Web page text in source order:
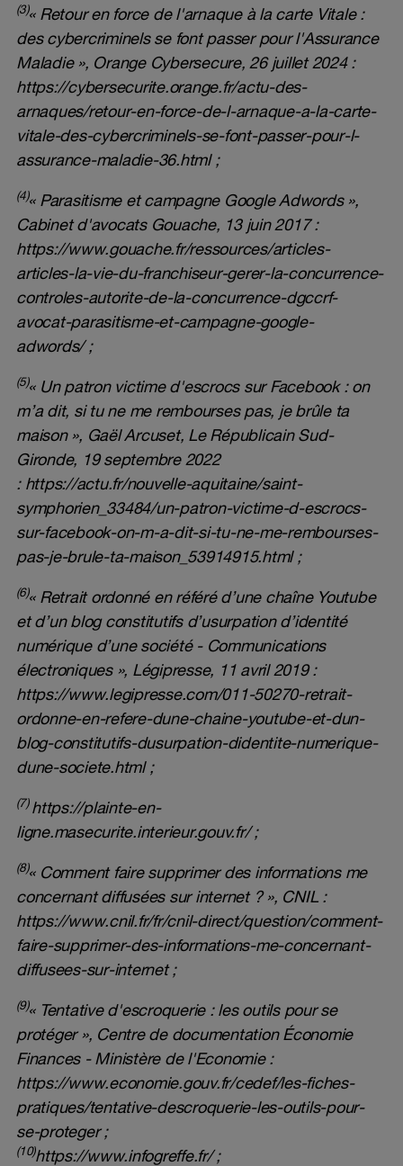
(3)« Retour en force de l'arnaque à la carte Vitale :
des cybercriminels se font passer pour l'Assurance
Maladie », Orange Cybersecure, 26 juillet 2024 :
https://cybersecurite.orange.fr/actu-des-
arnaques/retour-en-force-de-l-arnaque-a-la-carte-
vitale-des-cybercriminels-se-font-passer-pour-l-
assurance-maladie-36.html;
(4)« Parasitisme et campagne Google Adwords »,
Cabinet d'avocats Gouache, 13 juin 2017 :
https://www.gouache.fr/ressources/articles-
articles-la-vie-du-franchiseur-gerer-la-concurrence-
controles-autorite-de-la-concurrence-dgccrf-
avocat-parasitisme-et-campagne-google-
adwords/;
(5)« Un patron victime d'escrocs sur Facebook : on
m’a dit, si tu ne me rembourses pas, je brûle ta
maison », Gaël Arcuset, Le Républicain Sud-
Gironde, 19 septembre 2022
: https://actu.fr/nouvelle-aquitaine/saint-
symphorien_33484/un-patron-victime-d-escrocs-
sur-facebook-on-m-a-dit-si-tu-ne-me-rembourses-
pas-je-brule-ta-maison_53914915.html;
(6)« Retrait ordonné en référé d’une chaîne Youtube
et d’un blog constitutifs d’usurpation d’identité
numérique d’une société - Communications
électroniques », Légipresse, 11 avril 2019 :
https://www.legipresse.com/011-50270-retrait-
ordonne-en-refere-dune-chaine-youtube-et-dun-
blog-constitutifs-dusurpation-didentite-numerique-
dune-societe.html;
(7)https://plainte-en-
ligne.masecurite.interieur.gouv.fr/;
(8)« Comment faire supprimer des informations me
concernant diffusées sur internet ? », CNIL :
https://www.cnil.fr/fr/cnil-direct/question/comment-
faire-supprimer-des-informations-me-concernant-
diffusees-sur-internet;
(9)« Tentative d'escroquerie : les outils pour se
protéger », Centre de documentation Économie
Finances - Ministère de l'Economie :
https://www.economie.gouv.fr/cedef/les-fiches-
pratiques/tentative-descroquerie-les-outils-pour-
se-proteger;
(10)https://www.infogreffe.fr/;